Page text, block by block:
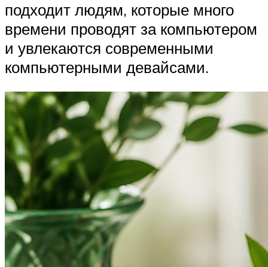
подходит людям, которые много
времени проводят за компьютером
и увлекаются современными
компьютерными девайсами.